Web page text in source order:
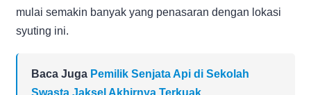
mulai semakin banyak yang penasaran dengan lokasi
syuting ini.
Baca Juga Pemilik Senjata Api di Sekolah
Swasta Jaksel Akhirnya Terkuak